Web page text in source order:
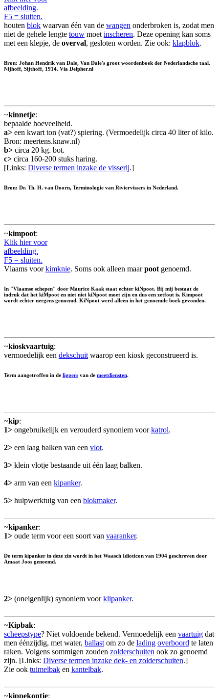
afbeelding.
F5 = sluiten.
houten blok waarvan één van de wangen onderbroken is, zodat men
niet de gehele lengte touw moet inscheren. Deze opening kan soms
met een klepje, de overval, gesloten worden. Zie ook: klapblok.
Bron: Johan Hendrik van Dale, Van Dale's groot woordenboek der Nederlandsche taal.
Nijhoff, Sijthoff, 1914. Via Delpher.nl
~kinnetje:
bepaalde hoeveelheid.
a> een kwart ton (vat?) spiering. (Vermoedelijk circa 40 liter of kilo.
Bron: meertens.knaw.nl)
b> circa 20 kg. bot.
c> circa 160-200 stuks haring.
[Links: Diverse termen inzake de visserij.]
Bron: Dr. Th. H. van Doorn, Terminologie van Riviervissers in Nederland.
~kimpoot:
Klik hier voor
afbeelding.
F5 = sluiten.
Vlaams voorkimknie. Soms ook alleen maarpoot genoemd.
In "Vlaamse schepen" door Maurice Kaak staat echter kiNpoot. Bij mij bestaat de
indruk dat het kiMpoot en niet niet kiNpoot moet zijn en dus een zetfout is. Kimpoot
wordt echter nergens genoemd. KiNpoot werd alleen in het genoemde boek gevonden.
~kioskvaartuig:
vermoedelijk een dekschuit waarop een kiosk geconstrueerd is.
Term aangetroffen in de liggers van de meetdiensten.
~kip:
1> ongebruikelijk en verouderd synoniem voorkatrol.
2> een laag balken van een vlot.
3> klein vlotje bestaande uit één laag balken.
4> arm van een kipanker.
5> hulpwerktuig van een blokmaker.
~kipanker:
1> oude term voor een soort van vaaranker.
De term kipanker in deze zin wordt in het Waasch Idioticon van 1904 geschreven door
Amaat Joos genoemd.
2> (oneigenlijk) synoniem voorklipanker.
~Kipbak:
scheepstype? Niet voldoende bekend. Vermoedelijk een vaartuig dat
men éénzijdig, met water, ballast om zo de lading overboord te laten
raken. Volgens sommigen zouden zolderschuiten ook zo genoemd
zijn. [Links: Diverse termen inzake dek- en zolderschuiten.]
Zie ook tuimelbak en kantelbak.
~kippekontje: